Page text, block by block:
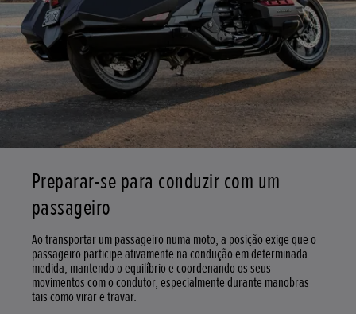
Preparar-se para conduzir com um
passageiro
Ao transportar um passageiro numa moto, a posição exige que o
passageiro participe ativamente na condução em determinada
medida, mantendo o equilíbrio e coordenando os seus
movimentos com o condutor, especialmente durante manobras
tais como virar e travar.